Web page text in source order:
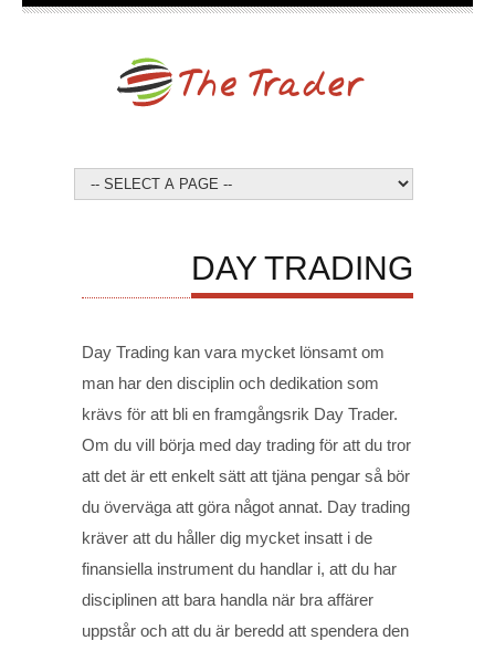
DAY TRADING
Day Trading kan vara mycket lönsamt om
man har den disciplin och dedikation som
krävs för att bli en framgångsrik Day Trader.
Om du vill börja med day trading för att du tror
att det är ett enkelt sätt att tjäna pengar så bör
du överväga att göra något annat. Day trading
kräver att du håller dig mycket insatt i de
finansiella instrument du handlar i, att du har
disciplinen att bara handla när bra affärer
uppstår och att du är beredd att spendera den